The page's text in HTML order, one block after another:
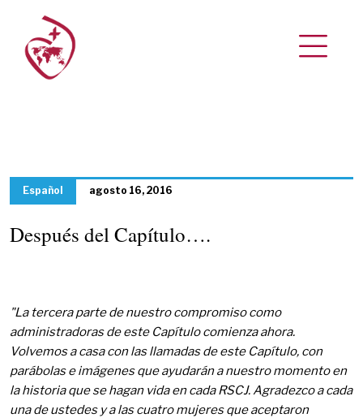
Español agosto 16, 2016
Después del Capítulo….
"La tercera parte de nuestro compromiso como
administradoras de este Capítulo comienza ahora.
Volvemos a casa con las llamadas de este Capítulo, con
parábolas e imágenes que ayudarán a nuestro momento en
la historia que se hagan vida en cada RSCJ. Agradezco a cada
una de ustedes y a las cuatro mujeres que aceptaron